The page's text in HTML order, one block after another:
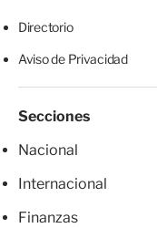
Directorio
Aviso de Privacidad
Secciones
Nacional
Internacional
Finanzas